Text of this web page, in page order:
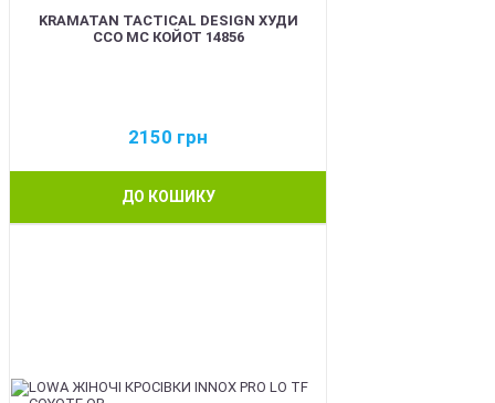
KRAMATAN TACTICAL DESIGN ХУДИ
ССО МС КОЙОТ 14856
2150 грн
ДО КОШИКУ